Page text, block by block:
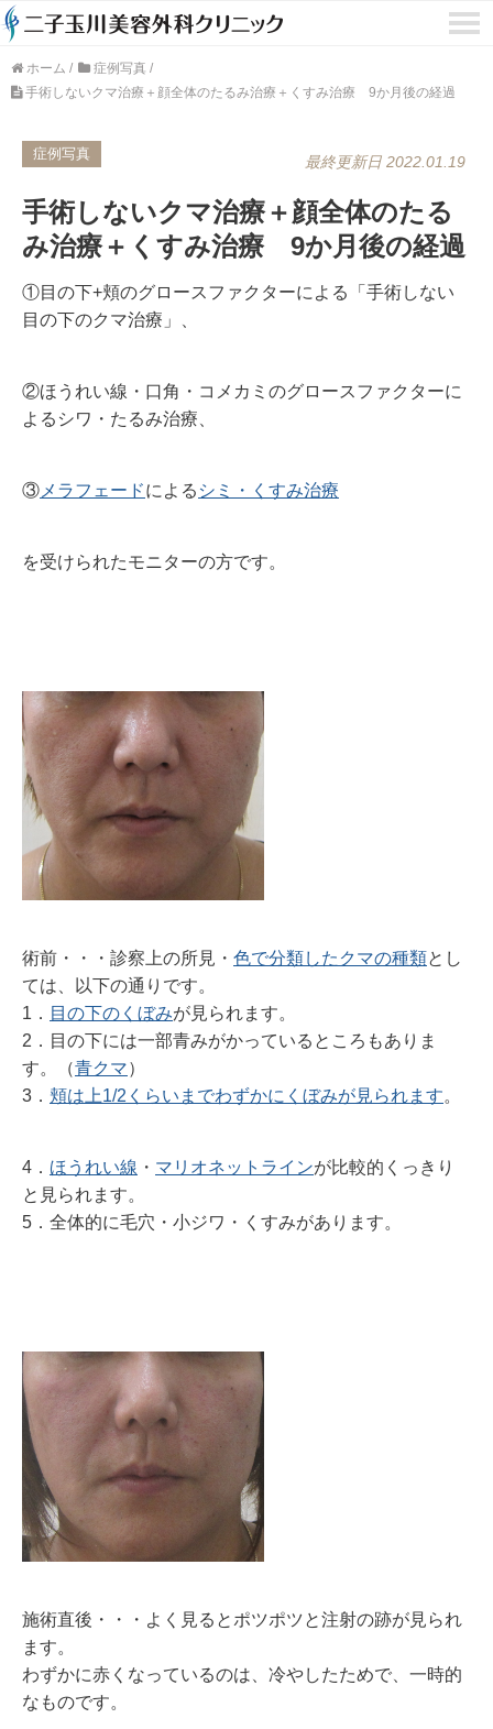
ホーム / 症例写真 /
手術しないクマ治療＋顔全体のたるみ治療＋くすみ治療 9か月後の経過
症例写真 最終更新日 2022.01.19
手術しないクマ治療＋顔全体のたる
み治療＋くすみ治療 9か月後の経過
①目の下+頬のグロースファクターによる「手術しない
目の下のクマ治療」、
②ほうれい線・口角・コメカミのグロースファクターに
よるシワ・たるみ治療、
③ メラフェードによる シミ・くすみ治療
を受けられたモニターの方です。
術前・・・診察上の所見・ 色で分類したクマの種類とし
ては、以下の通りです。
1． 目の下のくぼみが見られます。
2．目の下には一部青みがかっているところもありま
す。
（青クマ）
3． 頬は上1/2くらいまでわずかにくぼみが見られます。
4． ほうれい線 ・ マリオネットラインが比較的くっきり
と見られます。
5．全体的に毛穴・小ジワ・くすみがあります。
施術直後・・・よく見るとポツポツと注射の跡が見られ
ます。
わずかに赤くなっているのは、冷やしたためで、一時的
なものです。